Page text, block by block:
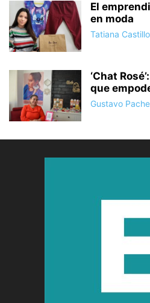
El
en moda
Tatiana
‘Chat
que
Gustavo